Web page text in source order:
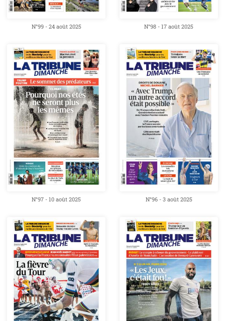
N°99 - 24 août 2025 N°98 - 17 août 2025
N°97 - 10 août 2025 N°96 - 3 août 2025